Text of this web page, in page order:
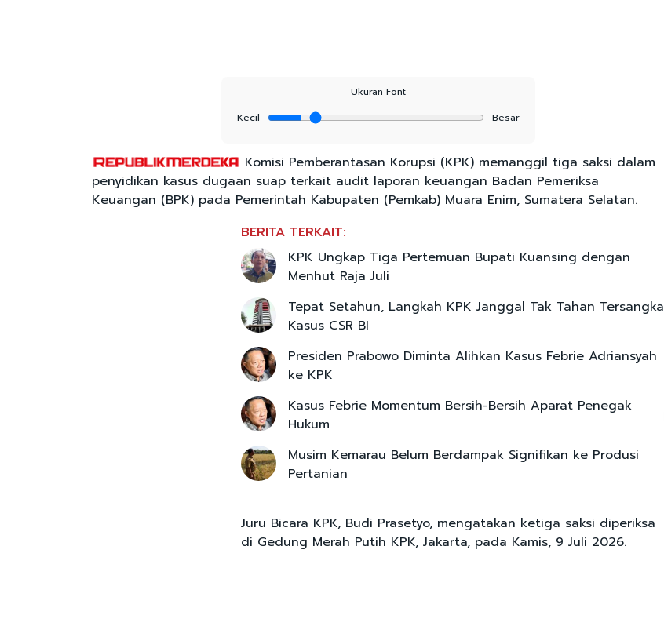
Ukuran Font
Kecil
Besar
Komisi Pemberantasan Korupsi (KPK) memanggil tiga saksi dalam
penyidikan kasus dugaan suap terkait audit laporan keuangan Badan Pemeriksa
Keuangan (BPK) pada Pemerintah Kabupaten (Pemkab) Muara Enim, Sumatera Selatan.
BERITA TERKAIT:
KPK Ungkap Tiga Pertemuan Bupati Kuansing dengan
Menhut Raja Juli
Tepat Setahun, Langkah KPK Janggal Tak Tahan Tersangka
Kasus CSR BI
Presiden Prabowo Diminta Alihkan Kasus Febrie Adriansyah
ke KPK
Kasus Febrie Momentum Bersih-Bersih Aparat Penegak
Hukum
Musim Kemarau Belum Berdampak Signifikan ke Produsi
Pertanian
Juru Bicara KPK, Budi Prasetyo, mengatakan ketiga saksi diperiksa
di Gedung Merah Putih KPK, Jakarta, pada Kamis, 9 Juli 2026.